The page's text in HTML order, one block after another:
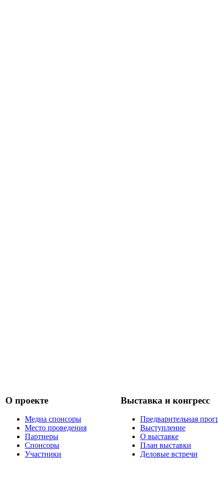
О проекте
Медиа спонсоры
Место проведения
Партнеры
Спонсоры
Участники
Выставка и конгресс
Предварительная
Выступление
О выставке
План выставки
Деловые встречи